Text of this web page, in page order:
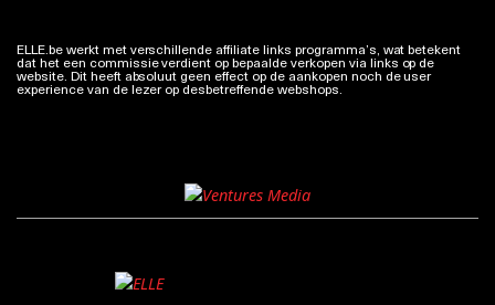
ELLE.be werkt met verschillende affiliate links programma’s, wat betekent
dat het een commissie verdient op bepaalde verkopen via links op de
website. Dit heeft absoluut geen effect op de aankopen noch de user
experience van de lezer op desbetreffende webshops.